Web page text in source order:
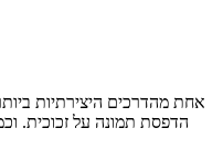
אחת מהדרכים היצירתיות
הדפסת תמונה על זכוכית.